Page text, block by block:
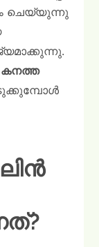
ചെയ്യുന്നു
കനത്ത